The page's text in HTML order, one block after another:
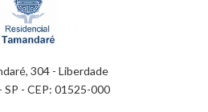
304 - Liberdade
SP - CEP: 01525-000